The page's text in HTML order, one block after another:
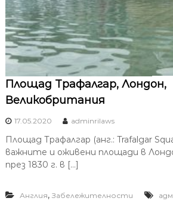
Площад Трафалгар, Лондон,
Великобритания
17.05.2020 adminrilaws
Площад Трафалгар (анг.: Trafalgar
важните и оживени площади в
през 1830 г. в […]
Англия, Забележителности